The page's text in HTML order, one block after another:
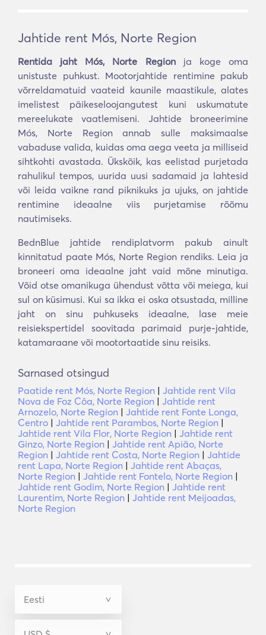
Jahtide rent Mós, Norte Region
Rentida jaht Mós, Norte Regionja koge oma
unistuste puhkust. Mootorjahtide rentimine pakub
võrreldamatuid vaateid kaunile maastikule, alates
imelistest päikeseloojangutest kuni uskumatute
mereelukate vaatlemiseni. Jahtide broneerimine
Mós, Norte Region annab sulle maksimaalse
vabaduse valida, kuidas oma aega veeta ja milliseid
sihtkohti avastada. Ükskõik, kas eelistad purjetada
rahulikul tempos, uurida uusi sadamaid ja lahtesid
või leida vaikne rand piknikuks ja ujuks, on jahtide
rentimine ideaalne viis purjetamise rõõmu
nautimiseks.
BednBlue jahtide rendiplatvorm pakub ainult
kinnitatud paate Mós, Norte Region rendiks. Leia ja
broneeri oma ideaalne jaht vaid mõne minutiga.
Võid otse omanikuga ühendust võtta või meiega, kui
sul on küsimusi. Kui sa ikka ei oska otsustada, milline
jaht on sinu puhkuseks ideaalne, lase meie
reisiekspertidel soovitada parimaid purje-jahtide,
katamaraane või mootortaatide sinu reisiks.
Sarnased otsingud
Paatide rent Mós, Norte Region | Jahtide rent Vila
Nova de Foz Côa, Norte Region | Jahtide rent
Arnozelo, Norte Region | Jahtide rent Fonte Longa,
Centro | Jahtide rent Parambos, Norte Region |
Jahtide rent Vila Flor, Norte Region | Jahtide rent
Ginzo, Norte Region | Jahtide rent Apião, Norte
Region | Jahtide rent Costa, Norte Region | Jahtide
rent Lapa, Norte Region | Jahtide rent Abaças,
Norte Region | Jahtide rent Fontelo, Norte Region |
Jahtide rent Godim, Norte Region | Jahtide rent
Laurentim, Norte Region | Jahtide rent Meijoadas,
Norte Region